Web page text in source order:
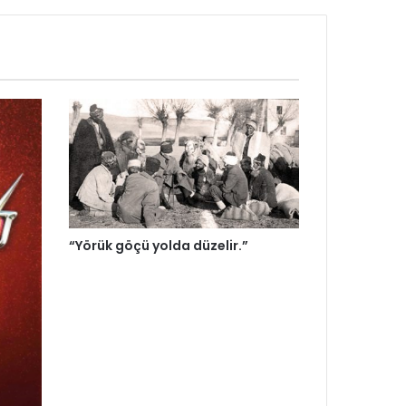
“Yörük göçü yolda düzelir.”